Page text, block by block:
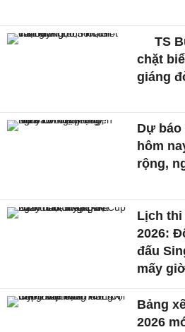
TS
chặt
giáng
Dự
hôm
rộng,
Lịch thi
2026:
đấu
mấy
Bảng
2026